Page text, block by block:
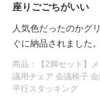
座りごごちがいい
人気色だったのかグ
ぐに納品されました
商品：
【2脚セット】
議用チェア 会議椅子
平行スタッキング